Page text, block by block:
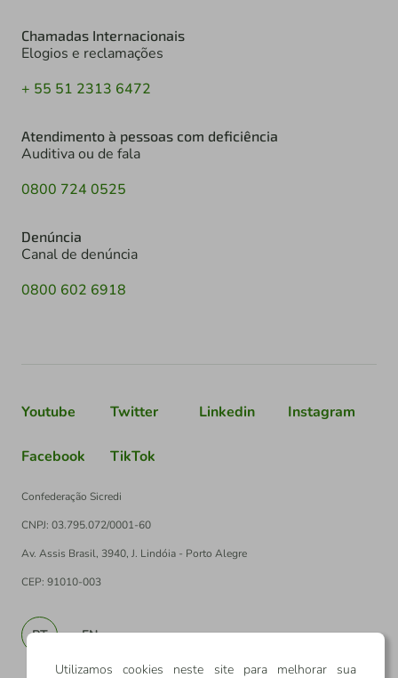
Chamadas Internacionais
Elogios e reclamações
+ 55 51 2313 6472
Atendimento à pessoas com deficiência
Auditiva ou de fala
0800 724 0525
Denúncia
Canal de denúncia
0800 602 6918
Youtube Twitter Linkedin Instagram
Facebook TikTok
Confederação Sicredi
CNPJ: 03.795.072/0001-60
Av. Assis Brasil, 3940, J. Lindóia - Porto Alegre
CEP: 91010-003
PT EN
Utilizamos cookies neste site para melhorar sua